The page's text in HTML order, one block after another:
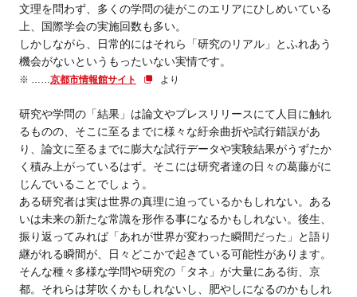
文理を問わず、多くの学問の徒がこのエリアにひしめいている
上、国際学会の実施回数も多い。
しかしながら、日常的にはそれら「研究のリアル」とふれあう
機会がないというもったいない実情です。
※ ……京都市情報館サイト より
研究や学問の「結果」は論文やプレスリリースにて人目に触れ
るものの、そこに至るまでに様々な紆余曲折や試行錯誤があ
り、論文に至るまでに膨大な試行データや実験結果がうずたか
く積み上がっているはず。そこには研究者達の日々の葛藤がに
じんでいることでしょう。
ある研究者は実は世界の真理に迫っているかもしれない。ある
いは未来の新たな常識を形作る事になるかもしれない。後生、
振り返ってみれば「あれが世界が変わった瞬間だった」と語り
継がれる瞬間が、日々どこかで起きている可能性があります。
そんな種々多様な学問や研究の「タネ」が大量にある街、京
都。それらは芽吹くかもしれないし、肥やしになるのかもしれ